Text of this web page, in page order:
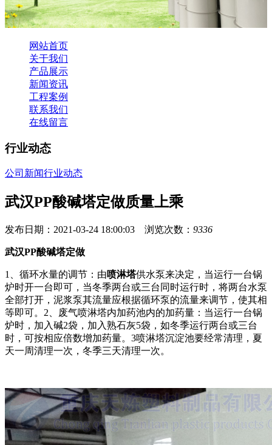
网站首页
关于我们
产品展示
新闻资讯
工程案例
联系我们
在线留言
行业动态
公司新闻行业动态
武汉PP酸碱塔定做质量上乘
发布日期：2021-03-24 18:00:03 浏览次数： 9336
武汉PP酸碱塔定做
1、循环水量的调节：由喷淋塔供水泵来决定，当运行一台锅
炉时开一台即可，当冬季两台或三台同时运行时，将两台水泵
全部打开，泥浆泵其流量应根据循环泵的流量来调节，使其相
等即可。2、废气喷淋塔内加药池内的加药量：当运行一台锅
炉时，加入碱2袋，加入熟石灰5袋，如冬季运行两台或三台
时，可按相应倍数增加药量。3喷淋塔沉淀池要经常清理，夏
天一周清理一次，冬季三天清理一次。